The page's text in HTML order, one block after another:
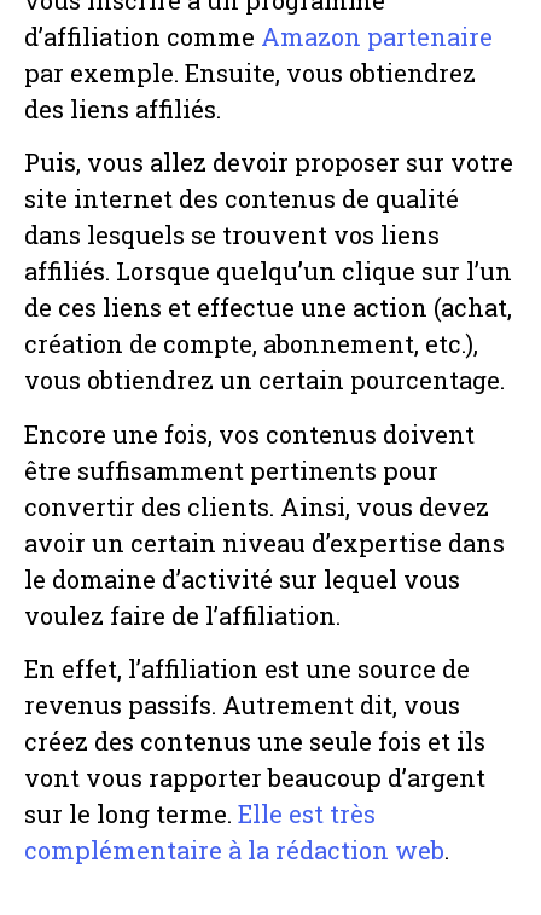
d’affiliation comme Amazon partenaire
par exemple. Ensuite, vous obtiendrez
des liens affiliés.
Puis, vous allez devoir proposer sur votre
site internet des contenus de qualité
dans lesquels se trouvent vos liens
affiliés. Lorsque quelqu’un clique sur l’un
de ces liens et effectue une action (achat,
création de compte, abonnement, etc.),
vous obtiendrez un certain pourcentage.
Encore une fois, vos contenus doivent
être suffisamment pertinents pour
convertir des clients. Ainsi, vous devez
avoir un certain niveau d’expertise dans
le domaine d’activité sur lequel vous
voulez faire de l’affiliation.
En effet, l’affiliation est une source de
revenus passifs. Autrement dit, vous
créez des contenus une seule fois et ils
vont vous rapporter beaucoup d’argent
sur le long terme. Elle est très
complémentaire à la rédaction web.